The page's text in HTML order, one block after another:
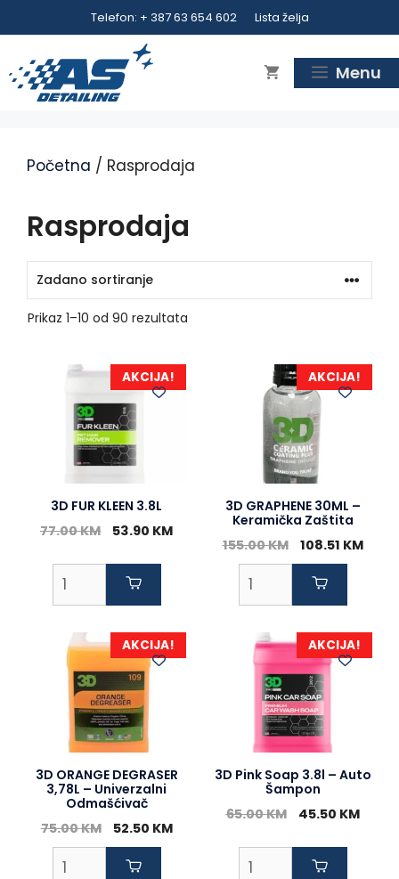
na
sadržaj
Telefon: + 387 63 654 602 Lista želja
Menu
Početna / Rasprodaja
Rasprodaja
Prikaz 1–10 od 90 rezultata
AKCIJA!
3D FUR KLEEN 3.8L
77.00KM
Original
was:
77.00 KM.
53.90 KMCurrent
AKCIJA!
3D GRAPHENE 30ML –
Keramička Zaštita
155.00KM
Original
price
was:
108.51 KM
AKCIJA!
3D ORANGE DEGRASER
3,78L – Univerzalni
Odmašćivač
75.00KM
Original
price
was:
52.50 KMCurrent
AKCIJA!
3D Pink Soap 3.8l – Auto
Šampon
65.00KM
Original
was:
65.00 KM.
45.50 KM